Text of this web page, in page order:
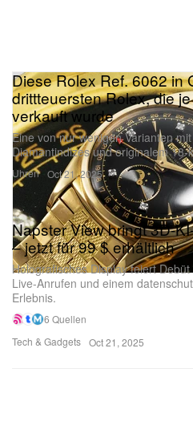
Uhren
Diese Rolex Ref. 6062 in
drittteuersten Rolex, die
verkauft wurde
Eine von nur wenigen Varianten
Diamantindizes und originalem 18-
Oct 21, 2025
Tech & Gadgets
Napster View bringt 3D-
– jetzt für 99 $ erhältlich
Holografisches Display feiert
Live-Anrufen und einem
Erlebnis.
6 Quellen
Oct 21, 2025